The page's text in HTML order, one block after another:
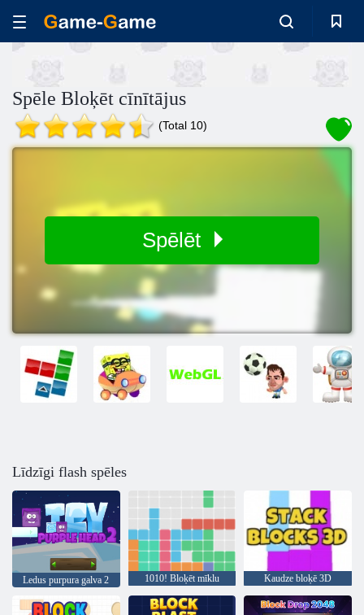
Spēle Bloķēt cīnītājus
(Total 10)
Spēlēt
Līdzīgi flash spēles
Ledus purpura galva 2 1010! Bloķēt mīklu Kaudze bloķē 3D